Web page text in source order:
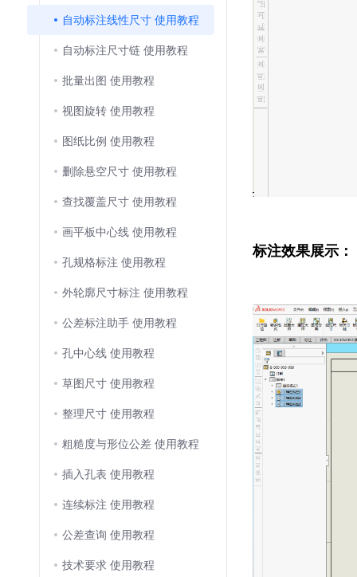
自动标注线性尺寸 使用教程
⾃动标注尺⼨链 使用教程
批量出图 使用教程
视图旋转 使用教程
图纸比例 使用教程
删除悬空尺寸 使用教程
查找覆盖尺寸 使用教程
画平板中心线 使用教程
孔规格标注 使用教程
外轮廓尺寸标注 使用教程
公差标注助手 使用教程
孔中心线 使用教程
草图尺寸 使用教程
整理尺寸 使用教程
粗糙度与形位公差 使用教程
插入孔表 使用教程
连续标注 使用教程
公差查询 使用教程
技术要求 使用教程
标注效果展示：